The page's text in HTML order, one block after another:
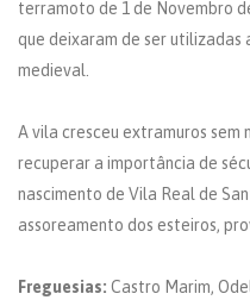
terramoto de 1 de Novembro
que deixaram de ser utilizadas
medieval.
A vila cresceu extramuros sem
recuperar a importância de
nascimento de Vila Real de
assoreamento dos esteiros,
Freguesias: Castro Marim,